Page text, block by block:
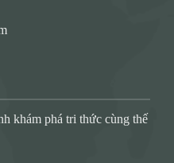
khám phá tri thức cùng thế